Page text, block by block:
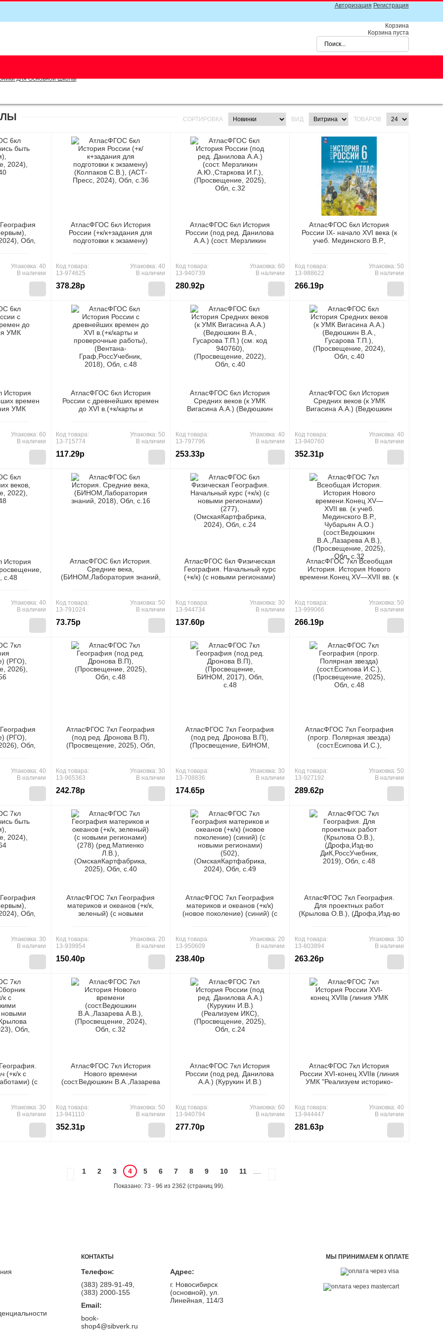
Авторизация Регистрация
Корзина
Корзина пуста
для Основной Школы
СОРТИРОВКА ВИД ТОВАРОВ
Обл,
Упаковка: 40
В наличии
АтласФГОС 6кл История
России (+к/к+задания для
подготовки к экзамену)
Код товара:
13-974625
378.28р
Упаковка: 40
В наличии
АтласФГОС 6кл История
России (под ред. Данилова
А.А.) (сост. Мерзликин
Код товара:
13-940739
280.92р
Упаковка: 60
В наличии
АтласФГОС 6кл История
России IX- начало XVI века (к
учеб. Мединского В.Р.,
И.Г.), (Просвещение, 2026),
Код товара:
13-988622
266.19р
Упаковка: 50
В наличии
История
времен
УМК
Обл,
Упаковка: 60
В наличии
АтласФГОС 6кл История
России с древнейших времен
до XVI в.(+к/карты и
2018), Обл, c.48
Код товара:
13-715774
117.29р
Упаковка: 50
В наличии
АтласФГОС 6кл История
Средних веков (к УМК
Вигасина А.А.) (Ведюшкин
2022), Обл, c.40
Код товара:
13-797796
253.33р
Упаковка: 40
В наличии
АтласФГОС 6кл История
Средних веков (к УМК
Вигасина А.А.) (Ведюшкин
Код товара:
13-940760
352.31р
Упаковка: 40
В наличии
История
c.48
Упаковка: 40
В наличии
АтласФГОС 6кл История.
Средние века,
(БИНОМ,Лаборатория знаний,
Код товара:
13-791024
73.75р
Упаковка: 50
В наличии
АтласФГОС 6кл Физическая
География. Начальный курс
(+к/к) (с новыми регионами)
Код товара:
13-944734
137.60р
Упаковка: 30
В наличии
АтласФГОС 7кл Всеобщая
История. История Нового
времени.Конец XV—XVII вв. (к
(сост.Ведюшкин В.А.,Лазарева
А.В.), (Просвещение, 2025),
Код товара:
13-999066
266.19р
Упаковка: 50
В наличии
(РГО),
Обл,
Упаковка: 40
В наличии
АтласФГОС 7кл География
(под ред. Дронова В.П),
(Просвещение, 2025), Обл,
Код товара:
13-965363
242.78р
Упаковка: 30
В наличии
АтласФГОС 7кл География
(под ред. Дронова В.П),
(Просвещение, БИНОМ,
Код товара:
13-708836
174.65р
Упаковка: 30
В наличии
АтласФГОС 7кл География
(прогр. Полярная звезда)
(сост.Есипова И.С.),
Код товара:
13-927192
289.62р
Упаковка: 50
В наличии
Обл,
Упаковка: 30
В наличии
АтласФГОС 7кл География
материков и океанов (+к/к,
зеленый) (с новыми
(ОмскаяКартфабрика, 2025),
Код товара:
13-939954
150.40р
Упаковка: 20
В наличии
АтласФГОС 7кл География
материков и океанов (+к/к)
(новое поколение) (синий) (с
Код товара:
13-950609
238.40р
Упаковка: 20
В наличии
АтласФГОС 7кл География.
Для проектных работ
(Крылова О.В.), (Дрофа,Изд-во
Код товара:
13-803894
263.26р
Упаковка: 30
В наличии
(+к/к с
(с
Упаковка: 30
В наличии
АтласФГОС 7кл История
Нового времени
(сост.Ведюшкин В.А.,Лазарева
Код товара:
13-941110
352.31р
Упаковка: 50
В наличии
АтласФГОС 7кл История
России (под ред. Данилова
А.А.) (Курукин И.В.)
Код товара:
13-940794
277.70р
Упаковка: 60
В наличии
АтласФГОС 7кл История
России ХVI-конец XVIIв (линия
УМК "Реализуем историко-
Код товара:
13-944447
281.63р
Упаковка: 40
В наличии
1 2 3 4 5 6 7 8 9 10 11
Показано: 73 - 96 из 2362 (страниц 99).
МЫ ПРИНИМАЕМ К ОПЛАТЕ
КОНТАКТЫ
Телефон:
(383) 289-91-49,
(383) 2000-155
Email:
book-
shop4@sibverk.ru
Адрес:
г. Новосибирск
(основной), ул.
Линейная, 114/3